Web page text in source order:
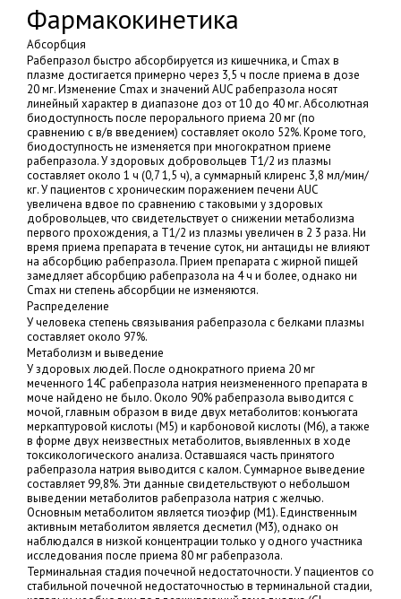
Фармакокинетика
Абсорбция
Рабепразол быстро абсорбируется из кишечника, и Cmax в
плазме достигается примерно через 3,5 ч после приема в дозе
20 мг. Изменение Сmax и значений AUC рабепразола носят
линейный характер в диапазоне доз от 10 до 40 мг. Абсолютная
биодоступность после перорального приема 20 мг (по
сравнению с в/в введением) составляет около 52%. Кроме того,
биодоступность не изменяется при многократном приеме
рабепразола. У здоровых добровольцев T1/2 из плазмы
составляет около 1 ч (0,7 1,5 ч), а суммарный клиренс 3,8 мл/мин/
кг. У пациентов с хроническим поражением печени AUC
увеличена вдвое по сравнению с таковыми у здоровых
добровольцев, что свидетельствует о снижении метаболизма
первого прохождения, а Т1/2 из плазмы увеличен в 2 3 раза. Ни
время приема препарата в течение суток, ни антациды не влияют
на абсорбцию рабепразола. Прием препарата с жирной пищей
замедляет абсорбцию рабепразола на 4 ч и более, однако ни
Cmax ни степень абсорбции не изменяются.
Распределение
У человека степень связывания рабепразола с белками плазмы
составляет около 97%.
Метаболизм и выведение
У здоровых людей. После однократного приема 20 мг
меченного 14С рабепразола натрия неизмененного препарата в
моче найдено не было. Около 90% рабепразола выводится с
мочой, главным образом в виде двух метаболитов: конъюгата
меркаптуровой кислоты (М5) и карбоновой кислоты (М6), а также
в форме двух неизвестных метаболитов, выявленных в ходе
токсикологического анализа. Оставшаяся часть принятого
рабепразола натрия выводится с калом. Суммарное выведение
составляет 99,8%. Эти данные свидетельствуют о небольшом
выведении метаболитов рабепразола натрия с желчью.
Основным метаболитом является тиоэфир (М1). Единственным
активным метаболитом является десметил (М3), однако он
наблюдался в низкой концентрации только у одного участника
исследования после приема 80 мг рабепразола.
Терминальная стадия почечной недостаточности. У пациентов со
стабильной почечной недостаточностью в терминальной стадии,